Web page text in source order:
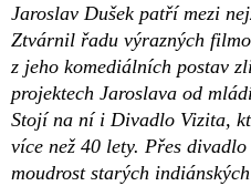
Jaroslav Dušek patří mezi
Ztvárnil řadu výrazných
z jeho komediálních postav
projektech Jaroslava od
Stojí na ní i Divadlo Vizita,
více než 40 lety. Přes
moudrost starých